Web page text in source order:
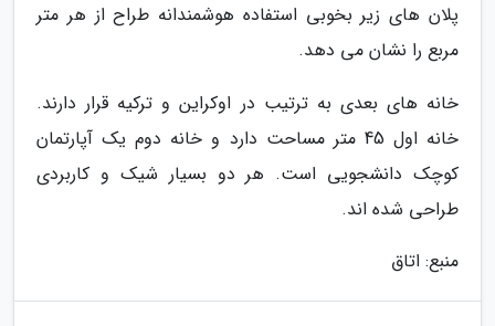
پلان های زیر بخوبی استفاده هوشمندانه طراح از هر متر
مربع را نشان می دهد.
خانه های بعدی به ترتیب در اوکراین و ترکیه قرار دارند.
خانه اول 45 متر مساحت دارد و خانه دوم یک آپارتمان
کوچک دانشجویی است. هر دو بسیار شیک و کاربردی
طراحی شده اند.
منبع: اتاق